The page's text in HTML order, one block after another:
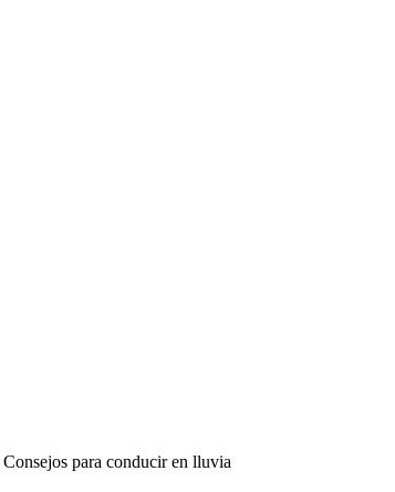
Consejos para conducir en lluvia